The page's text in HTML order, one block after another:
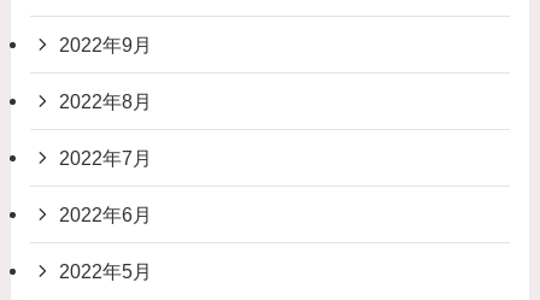
2022年9月
2022年8月
2022年7月
2022年6月
2022年5月